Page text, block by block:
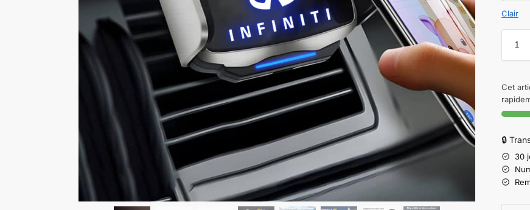
Clair
Cet
🔒
30